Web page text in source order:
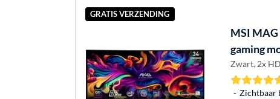
GRATIS VERZENDING
MSI MAG
gaming
Zwart, 2x
Zichtbaar